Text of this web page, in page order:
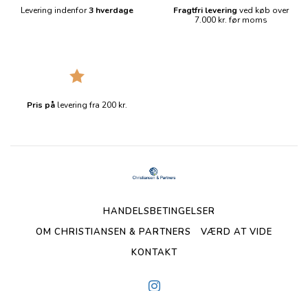
Levering indenfor3 hverdage Fragtfri levering ved køb over
7.000 kr. før moms
Pris på levering fra 200 kr.
HANDELSBETINGELSER
OM CHRISTIANSEN & PARTNERS
VÆRD AT VIDE
KONTAKT